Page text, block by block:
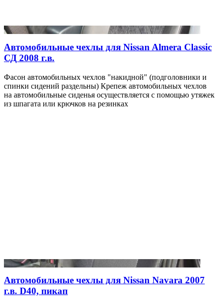
Автомобильные чехлы для Nissan Almera Classic
СД 2008 г.в.
Фасон автомобильных чехлов "накидной" (подголовники и
спинки сидений раздельны) Крепеж автомобильных чехлов
на автомобильные сиденья осуществляется с помощью утяжек
из шпагата или крючков на резинках
Автомобильные чехлы для Nissan Navara 2007
г.в. D40, пикап